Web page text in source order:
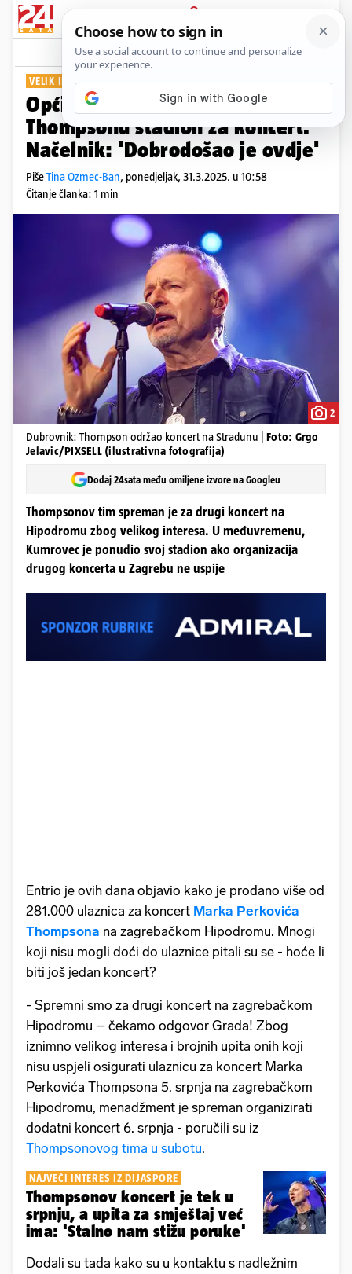
PRIJAVA
Show Komentari
VELIK INTERES
Općina Kumrovec ponudila je
Thompsonu stadion za koncert.
Načelnik: 'Dobrodošao je ovdje'
PišeTina Ozmec-Ban, ponedjeljak, 31.3.2025. u 10:58
Čitanje članka: 1 min
2
Dubrovnik: Thompson održao koncert na Stradunu | Foto: Grgo
Jelavic/PIXSELL (ilustrativna fotografija)
Dodaj 24sata među omiljene izvore na Googleu
Thompsonov tim spreman je za drugi koncert na
Hipodromu zbog velikog interesa. U međuvremenu,
Kumrovec je ponudio svoj stadion ako organizacija
drugog koncerta u Zagrebu ne uspije
Entrio je ovih dana objavio kako je prodano više od
281.000 ulaznica za koncert Marka Perkovića
Thompsona na zagrebačkom Hipodromu. Mnogi
koji nisu mogli doći do ulaznice pitali su se - hoće li
biti još jedan koncert?
- Spremni smo za drugi koncert na zagrebačkom
Hipodromu – čekamo odgovor Grada! Zbog
iznimno velikog interesa i brojnih upita onih koji
nisu uspjeli osigurati ulaznicu za koncert Marka
Perkovića Thompsona 5. srpnja na zagrebačkom
Hipodromu, menadžment je spreman organizirati
dodatni koncert 6. srpnja - poručili su iz
Thompsonovog tima u subotu.
NAJVEĆI INTERES IZ DIJASPORE
Thompsonov koncert je tek u
srpnju, a upita za smještaj već
ima: 'Stalno nam stižu poruke'
Dodali su tada kako su u kontaktu s nadležnim